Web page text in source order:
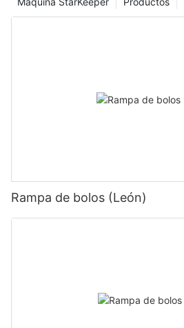
Rampa de bolos (León)